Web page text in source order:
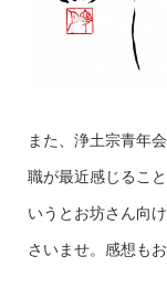
また、浄土宗青年
職が最近感じるこ
いうとお坊さん向
さいませ。感想も